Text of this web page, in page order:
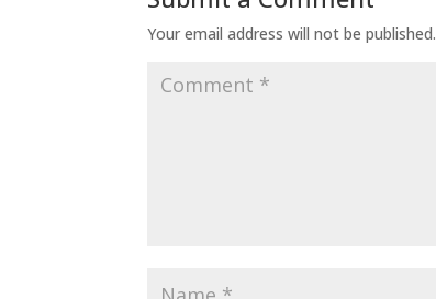
Your email address will not be published.